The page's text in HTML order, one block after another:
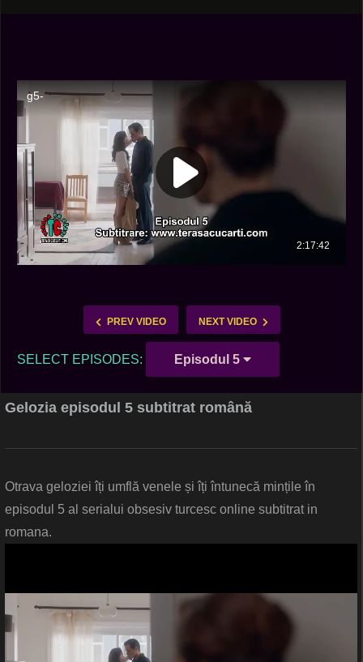
PREV VIDEO NEXT VIDEO
SELECT EPISODES: Episodul 5
Gelozia episodul 5 subtitrat română
Otrava geloziei îți umflă venele și îți întunecă mințile în
episodul 5 al serialui obsesiv turcesc online subtitrat in
romana.